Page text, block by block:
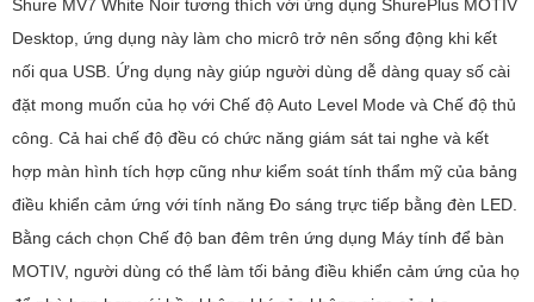
Shure MV7 White Noir tương thích với ứng dụng ShurePlus MOTIV
Desktop, ứng dụng này làm cho micrô trở nên sống động khi kết
nối qua USB. Ứng dụng này giúp người dùng dễ dàng quay số cài
đặt mong muốn của họ với Chế độ Auto Level Mode và Chế độ thủ
công. Cả hai chế độ đều có chức năng giám sát tai nghe và kết
hợp màn hình tích hợp cũng như kiểm soát tính thẩm mỹ của bảng
điều khiển cảm ứng với tính năng Đo sáng trực tiếp bằng đèn LED.
Bằng cách chọn Chế độ ban đêm trên ứng dụng Máy tính để bàn
MOTIV, người dùng có thể làm tối bảng điều khiển cảm ứng của họ